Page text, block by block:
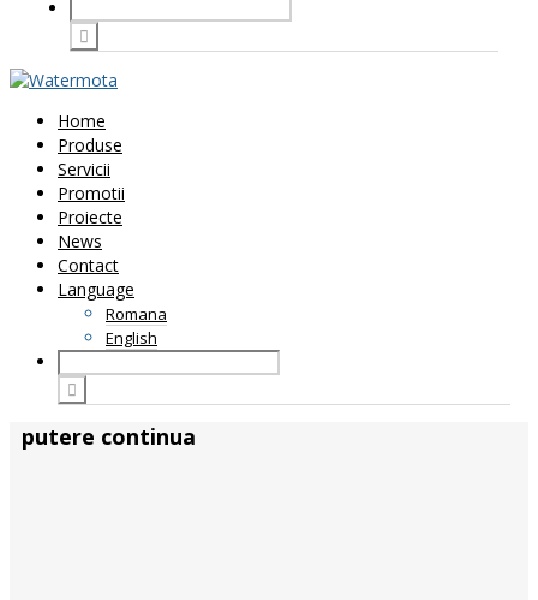
Home
Produse
Servicii
Promotii
Proiecte
News
Contact
Language
Romana
English
putere continua